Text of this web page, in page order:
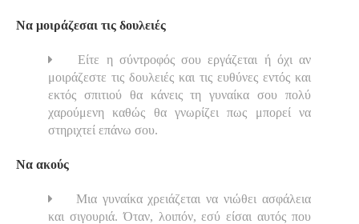
Να μοιράζεσαι τις δουλειές
Είτε η σύντροφός σου εργάζεται ή όχι αν
μοιράζεστε τις δουλειές και τις ευθύνες εντός και
εκτός σπιτιού θα κάνεις τη γυναίκα σου πολύ
χαρούμενη καθώς θα γνωρίζει πως μπορεί να
στηριχτεί επάνω σου.
Να ακούς
Μια γυναίκα χρειάζεται να νιώθει ασφάλεια
και σιγουριά. Όταν, λοιπόν, εσύ είσαι αυτός που